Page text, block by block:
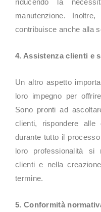
riducendo la
manutenzione.
contribuisce anche alla
4. Assistenza clienti e
Un altro aspetto
loro impegno per
Sono pronti ad
clienti, rispondere alle
durante tutto il
loro professionalità si
clienti e nella
termine.
5. Conformità